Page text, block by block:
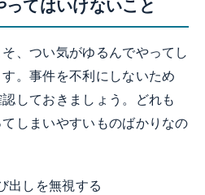
てはいけないこと
、つい気がゆるんでやってし
。事件を不利にしないため
しておきましょう。どれも
てしまいやすいものばかりなの
出しを無視する